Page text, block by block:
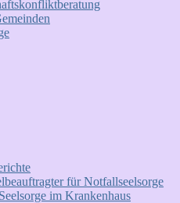
für Notfallseelsorge
im Krankenhaus